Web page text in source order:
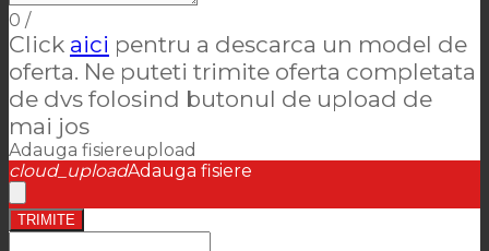
0 /
Click aici pentru a descarca un model de
oferta. Ne puteti trimite oferta completata
de dvs folosind butonul de upload de
mai jos
Adauga fisiereupload
cloud_uploadAdauga fisiere
TRIMITE